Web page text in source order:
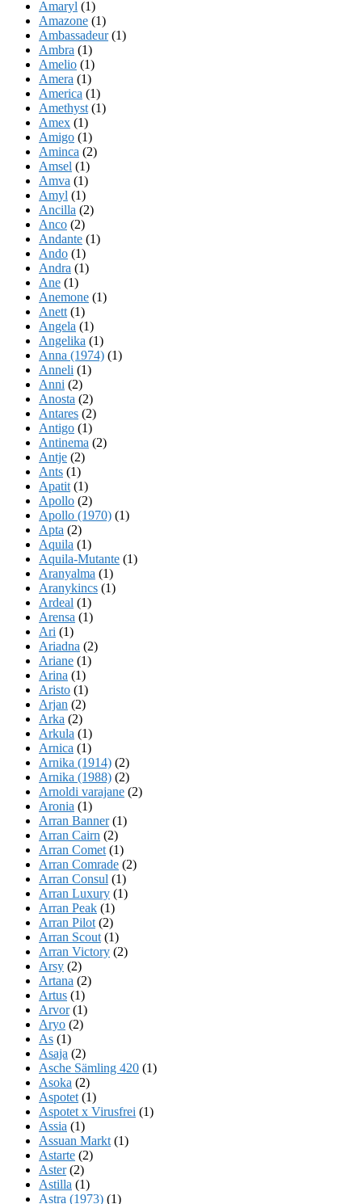
Amaryl (1)
Amazone (1)
Ambassadeur(1)
Ambra (1)
Amelio (1)
Amera (1)
America (1)
Amethyst (1)
Amex (1)
Amigo (1)
Aminca (2)
Amsel (1)
Amva (1)
Amyl (1)
Ancilla (2)
Anco (2)
Andante (1)
Ando (1)
Andra (1)
Ane (1)
Anemone (1)
Anett (1)
Angela (1)
Angelika (1)
Anna (1974) (1)
Anneli (1)
Anni (2)
Anosta (2)
Antares (2)
Antigo (1)
Antinema (2)
Antje (2)
Ants (1)
Apatit (1)
Apollo (2)
Apollo (1970) (1)
Apta (2)
Aquila (1)
Aquila-Mutante (1)
Aranyalma (1)
Aranykincs (1)
Ardeal (1)
Arensa (1)
Ari (1)
Ariadna (2)
Ariane (1)
Arina (1)
Aristo (1)
Arjan (2)
Arka (2)
Arkula (1)
Arnica (1)
Arnika (1914) (2)
Arnika (1988) (2)
Arnoldi varajane (2)
Aronia (1)
Arran Banner(1)
Arran Cairn (2)
Arran Comet (1)
Arran Comrade (2)
Arran Consul (1)
Arran Luxury (1)
Arran Peak (1)
Arran Pilot (2)
Arran Scout (1)
Arran Victory (2)
Arsy (2)
Artana (2)
Artus (1)
Arvor(1)
Aryo (2)
As (1)
Asaja (2)
Asche Sämling 420 (1)
Asoka (2)
Aspotet (1)
Aspotet x Virusfrei (1)
Assia (1)
Assuan Markt (1)
Astarte (2)
Aster(2)
Astilla (1)
Astra (1973) (1)